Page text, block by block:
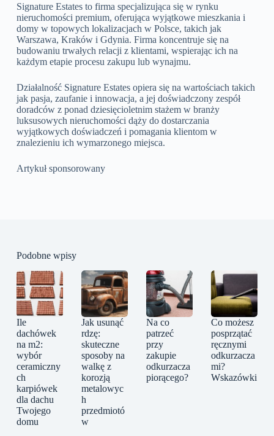
Signature Estates to firma specjalizująca się w rynku
nieruchomości premium, oferująca wyjątkowe mieszkania i
domy w topowych lokalizacjach w Polsce, takich jak
Warszawa, Kraków i Gdynia. Firma koncentruje się na
budowaniu trwałych relacji z klientami, wspierając ich na
każdym etapie procesu zakupu lub wynajmu.
Działalność Signature Estates opiera się na wartościach takich
jak pasja, zaufanie i innowacja, a jej doświadczony zespół
doradców z ponad dziesięcioletnim stażem w branży
luksusowych nieruchomości dąży do dostarczania
wyjątkowych doświadczeń i pomagania klientom w
znalezieniu ich wymarzonego miejsca.
Artykuł sponsorowany
Podobne wpisy
Ile
dachówek
na m2:
wybór
ceramiczny
ch
karpiówek
dla dachu
Twojego
domu
Jak usunąć
rdzę:
skuteczne
sposoby na
walkę z
korozją
metalowyc
h
przedmiotó
w
Na co
patrzeć
przy
zakupie
odkurzacza
piorącego?
Co możesz
posprzątać
ręcznymi
odkurzacza
mi?
Wskazówki